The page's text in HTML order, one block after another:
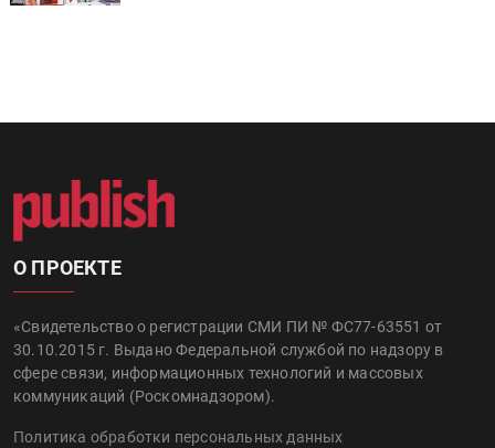
О ПРОЕКТЕ
«Свидетельство о регистрации СМИ ПИ № ФС77-63551 от
30.10.2015 г. Выдано Федеральной службой по надзору в
сфере связи, информационных технологий и массовых
коммуникаций (Роскомнадзором).
Политика обработки персональных данных